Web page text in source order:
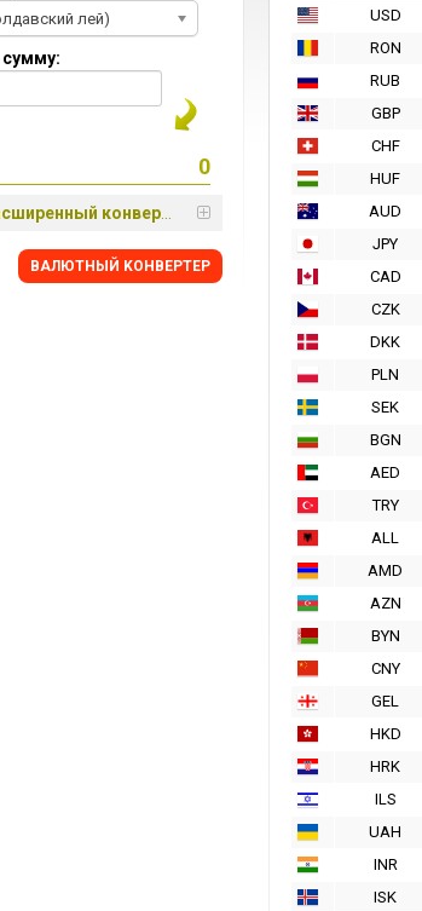
USD
RON
RUB
GBP
CHF
HUF
AUD
JPY
CAD
CZK
DKK
PLN
SEK
BGN
AED
TRY
ALL
AMD
AZN
BYN
CNY
GEL
HKD
HRK
ILS
UAH
INR
ISK
лей)
сумму:
конвертер
BАЛЮТНЫЙ KОНВЕРТЕР